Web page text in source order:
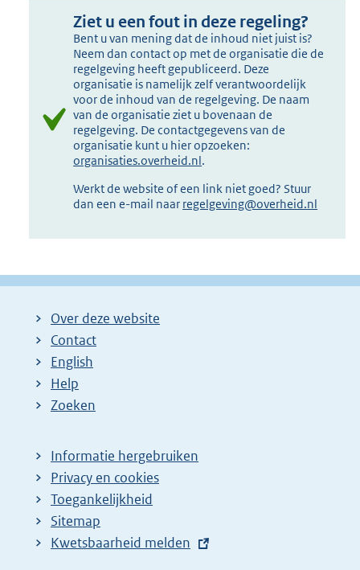
Ziet u een fout in deze regeling?
Bent u van mening dat de inhoud niet juist is?
Neem dan contact op met de organisatie die de
regelgeving heeft gepubliceerd. Deze
organisatie is namelijk zelf verantwoordelijk
voor de inhoud van de regelgeving. De naam
van de organisatie ziet u bovenaan de
regelgeving. De contactgegevens van de
organisatie kunt u hier opzoeken:
organisaties.overheid.nl.
Werkt de website of een link niet goed? Stuur
dan een e-mail naar regelgeving@overheid.nl
Over deze website
Contact
English
Help
Zoeken
Informatie hergebruiken
Privacy en cookies
Toegankelijkheid
Sitemap
E
Kwetsbaarheid melden